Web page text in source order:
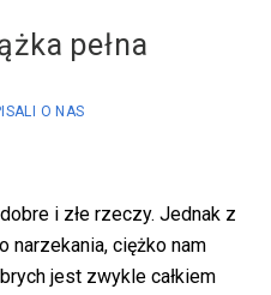
pełna
O NAS
i złe rzeczy. Jednak z
narzekania, ciężko nam
jest zwykle całkiem